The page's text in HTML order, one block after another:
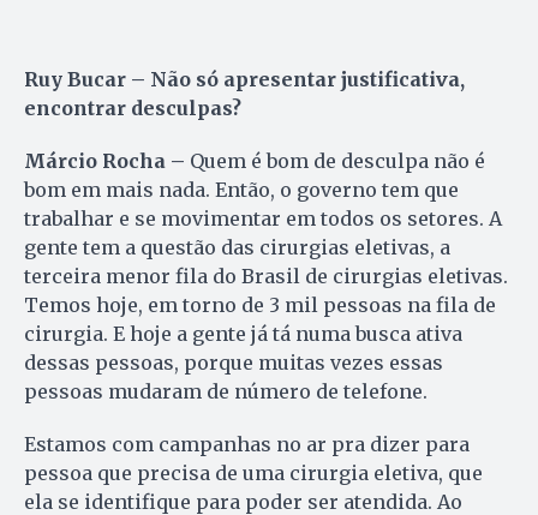
Ruy Bucar – Não só apresentar justificativa,
encontrar desculpas?
Márcio Rocha – Quem é bom de desculpa não é
bom em mais nada. Então, o governo tem que
trabalhar e se movimentar em todos os setores. A
gente tem a questão das cirurgias eletivas, a
terceira menor fila do Brasil de cirurgias eletivas.
Temos hoje, em torno de 3 mil pessoas na fila de
cirurgia. E hoje a gente já tá numa busca ativa
dessas pessoas, porque muitas vezes essas
pessoas mudaram de número de telefone.
Estamos com campanhas no ar pra dizer para
pessoa que precisa de uma cirurgia eletiva, que
ela se identifique para poder ser atendida. Ao